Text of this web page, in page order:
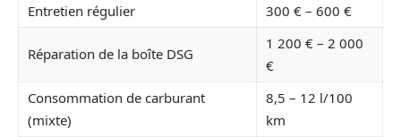
Entretien régulier 300 € – 600 €
Réparation de la boîte DSG
1 200 € – 2 000
€
Consommation de carburant
(mixte)
8,5 – 12 l/100
km